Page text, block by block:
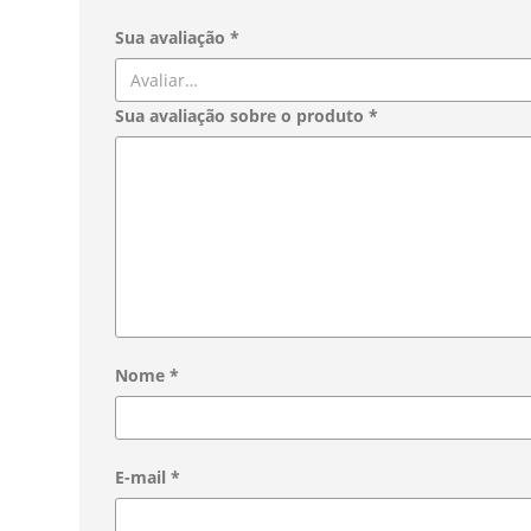
Sua avaliação *
Sua avaliação sobre o produto *
Nome *
E-mail *